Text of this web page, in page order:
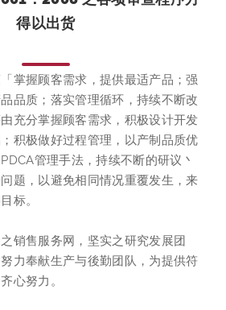
得以出货
掌握顾客需求，提供最适产品；强
品质；落实管理循环，持续不断改
充分掌握顾客需求，积极设计开发
积极做好过程管理，以产制品质优
管理手法，持续不断的研议丶
题，以避免相同情况重覆发生，来
标。
销售服务网，坚实之研究发展团
力奉献生产与後勤团队，为提供符
心努力。